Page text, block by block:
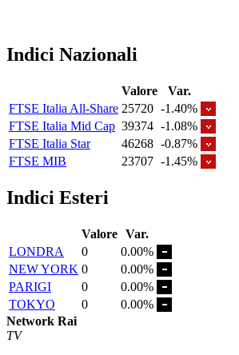
Indici Nazionali
Valore
Var.
FTSE Italia All-Share 25720 -1.40%
FTSE Italia Mid Cap 39374 -1.08%
FTSE Italia Star
46268 -0.87%
FTSE MIB
23707 -1.45%
Indici Esteri
Valore Var.
LONDRA
0
0.00%
NEW YORK 0
0.00%
PARIGI
0
0.00%
TOKYO
0
0.00%
Network Rai
TV